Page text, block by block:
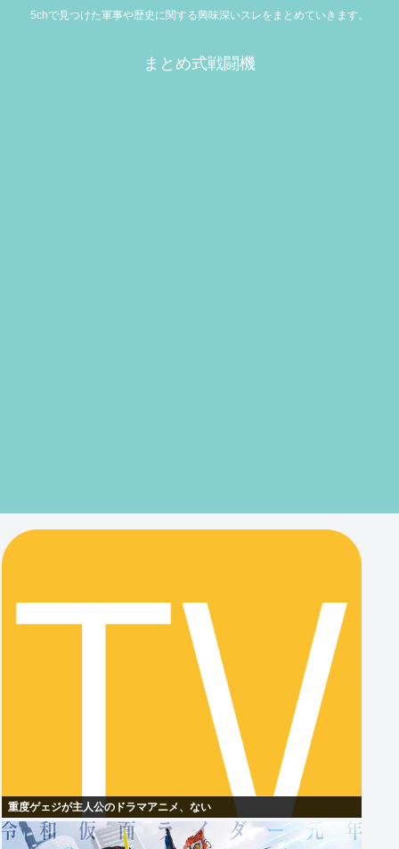
5chで見つけた軍事や歴史に関する興味深いスレをまとめていきます。
まとめ式戦闘機
重度ゲェジが主人公のドラマアニメ、ない